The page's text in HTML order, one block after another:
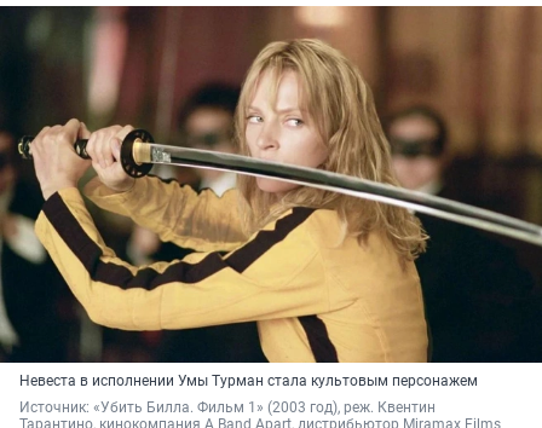
Невеста в исполнении Умы Турман стала культовым персонажем
Источник: «Убить Билла. Фильм 1» (2003 год), реж. Квентин
Тарантино, кинокомпания A Band Apart, дистрибьютор Miramax Films